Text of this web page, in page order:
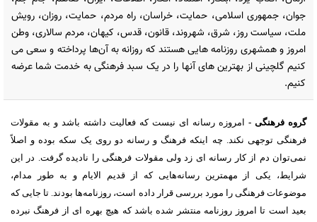
جوان، جمهوری اسلامی، حمایت، خراسان، راه مردم، حمایت، روزان، رویش
ملت، سیاست روز، شرق، شهروند، قانون، قدس، کیهان، مردم سالاری، وطن
امروز و همشهری روزنامه هایی هستند که روزانه به آن‌ها پرداخته و سعی می
کنیم گلچینی از بهترین های آنها را در یک سبد فرهنگی به خدمت شما عرضه
کنیم.
گروه فرهنگی - امروزه رسانه ای نیست که فعالیت داشته باشد و به مقولات
فرهنگی توجهی نکند. چه اینکه فرهنگ و رسانه دو روی یک سکه بوده و اصلاً
نمی‌توان دم از کار رسانه ای زد ولی مقولات فرهنگی را نادیده گرفت. در این
شرایط، یکی از مهمترین رسانه‌هایی که از قدیم الایام و به طور مدام،
موضوعات فرهنگی را مورد بررسی قرار داده است، روزنامه‌ها بودند. تا جایی که
بعید است تا امروز روزنامه منتشر شده باشد که هیچ بهره ای از فرهنگ نبرده